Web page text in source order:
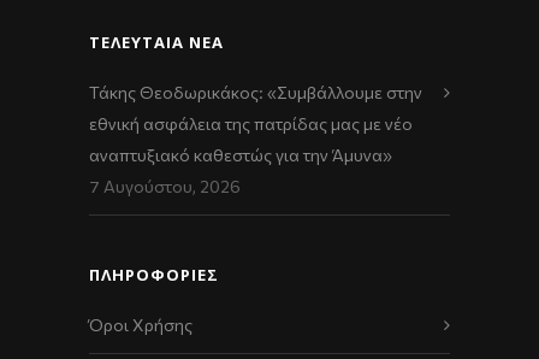
ΤΕΛΕΥΤΑΊΑ ΝΈΑ
Τάκης Θεοδωρικάκος: «Συμβάλλουμε στην
εθνική ασφάλεια της πατρίδας μας με νέο
αναπτυξιακό καθεστώς για την Άμυνα»
7 Αυγούστου, 2026
ΠΛΗΡΟΦΟΡΙΕΣ
Όροι Χρήσης